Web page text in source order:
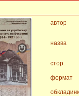
автор
назва
стор.
формат